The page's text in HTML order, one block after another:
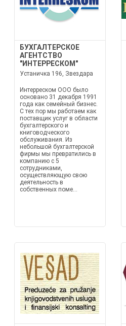
БУХГАЛТЕРСКОЕ
АГЕНТСТВО
"ИНТЕРРЕСКОМ"
Устаничка 196, Звездара
Интерреском ООО было
основано 31 декабря 1991
года как семейный бизнес.
С тех пор мы работаем как
поставщик услуг в области
бухгалтерского и
книговодческого
обслуживания. Из
небольшой бухгалтерской
фирмы мы превратились в
компанию с 5
сотрудниками,
осуществляющую свою
деятельность в
собственных поме...